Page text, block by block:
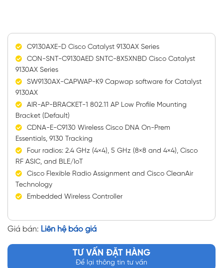
C9130AXE-D Cisco Catalyst 9130AX Series
CON-SNT-C9130AED SNTC-8X5XNBD Cisco Catalyst
9130AX Series
SW9130AX-CAPWAP-K9 Capwap software for Catalyst
9130AX
AIR-AP-BRACKET-1 802.11 AP Low Profile Mounting
Bracket (Default)
CDNA-E-C9130 Wireless Cisco DNA On-Prem
Essentials, 9130 Tracking
Four radios: 2.4 GHz (4×4), 5 GHz (8×8 and 4×4), Cisco
RF ASIC, and BLE/IoT
Cisco Flexible Radio Assignment and Cisco CleanAir
Technology
Embedded Wireless Controller
Giá bán: Liên hệ báo giá
TƯ VẤN ĐẶT HÀNG
Để lại thông tin tư vấn